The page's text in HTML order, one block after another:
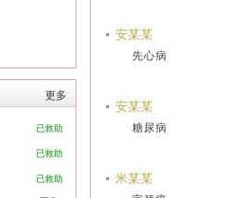
更多
已救助
已救助
已救助
安某某
先心病
安某某
糖尿病
米某某